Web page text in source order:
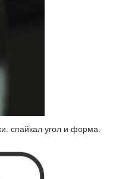
спайкал угол и форма.